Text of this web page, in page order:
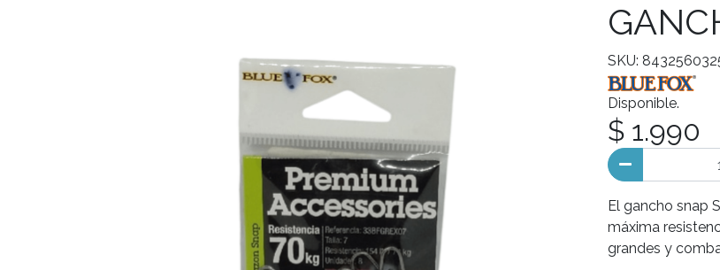
SKU:
Disponible.
$ 1.990
El gancho snap
máxima
grandes y